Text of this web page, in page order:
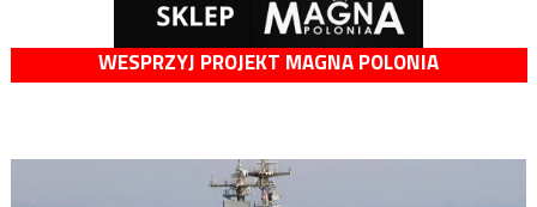
WESPRZYJ PROJEKT MAGNA POLONIA